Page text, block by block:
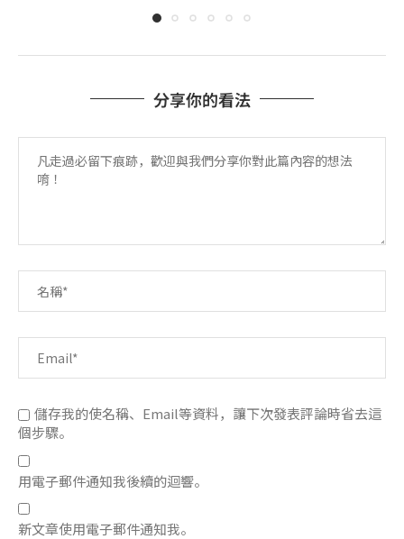
分享你的看法
儲存我的使名稱、Email等資料，讓下次發表評論時省去這
個步驟。
用電子郵件通知我後續的迴響。
新文章使用電子郵件通知我。